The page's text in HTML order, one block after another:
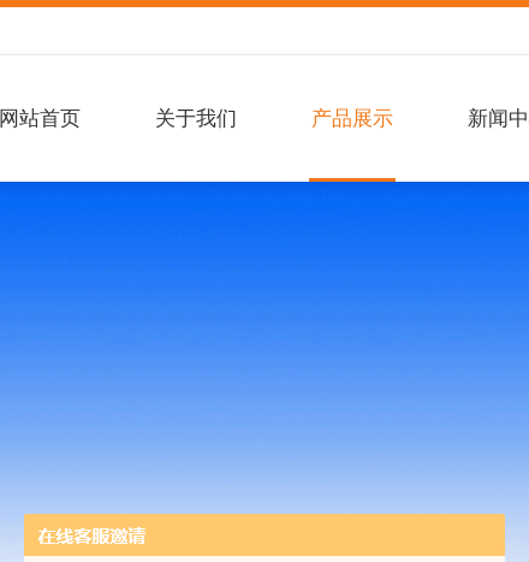
网站首页 关于我们 产品展示 新闻